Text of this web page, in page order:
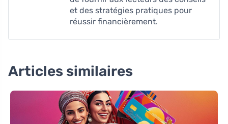
et des stratégies pratiques pour
réussir financièrement.
Articles similaires